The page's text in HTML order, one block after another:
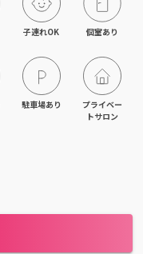
子連れOK 個室あり
駐車場あり
プライベー
トサロン